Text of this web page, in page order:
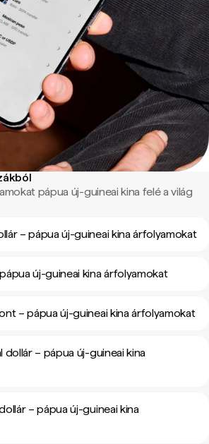
pápua új-guineai kina felé a világ
– pápua új-guineai kina árfolyamokat
új-guineai kina árfolyamokat
– pápua új-guineai kina árfolyamokat
dollár – pápua új-guineai kina
– pápua új-guineai kina